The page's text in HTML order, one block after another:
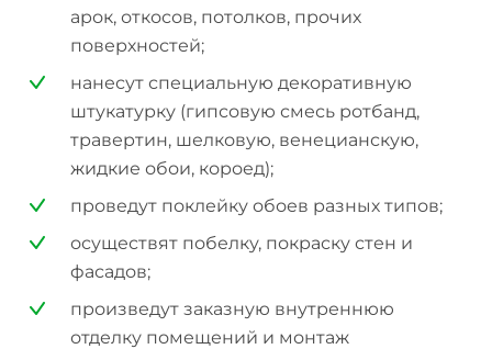
арок, откосов, потолков, прочих
поверхностей;
нанесут специальную декоративную
штукатурку (гипсовую смесь ротбанд,
травертин, шелковую, венецианскую,
жидкие обои, короед);
проведут поклейку обоев разных типов;
осуществят побелку, покраску стен и
фасадов;
произведут заказную внутреннюю
отделку помещений и монтаж